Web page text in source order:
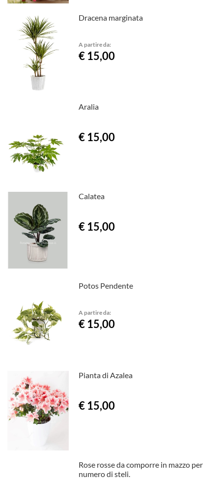
Dracena marginata
A partire da:
€ 15,00
Aralia
€ 15,00
Calatea
€ 15,00
Potos Pendente
A partire da:
€ 15,00
Pianta di Azalea
€ 15,00
Rose rosse da comporre in mazzo per
numero di steli.